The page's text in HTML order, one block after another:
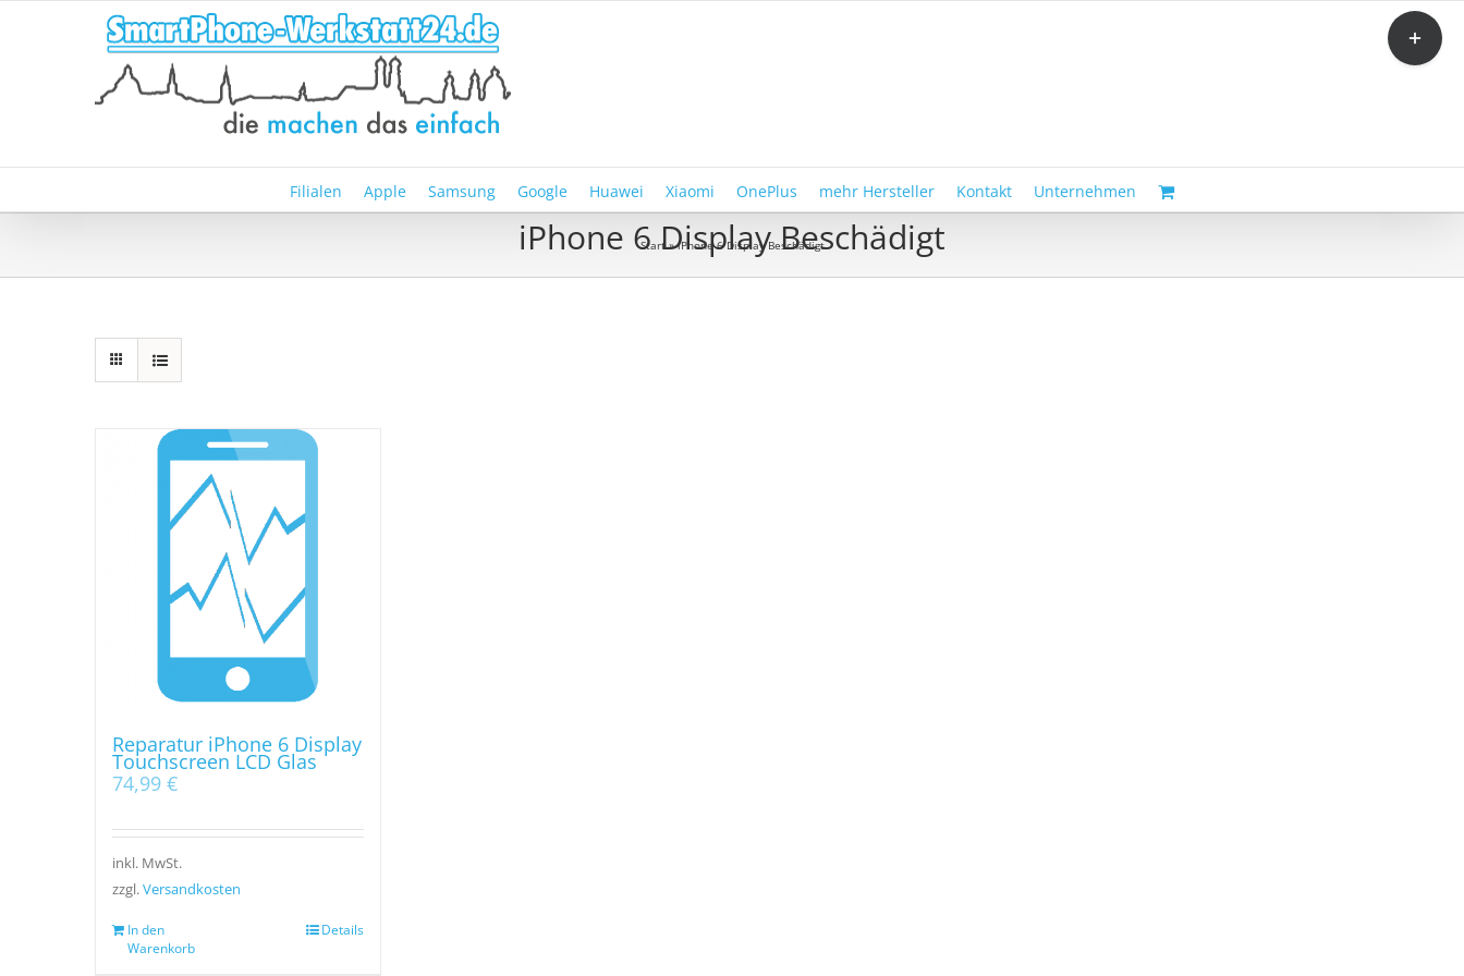
Filialen Apple Samsung Google Huawei Xiaomi OnePlus mehr Hersteller Kontakt Unternehmen
iPhone 6 Display Beschädigt
Start»iPhone 6 Display Beschädigt
Reparatur iPhone 6 Display
Touchscreen LCD Glas
74,99 €
inkl. MwSt.
zzgl.Versandkosten
In den
Warenkorb
Details
Toggle
Sliding
Bar